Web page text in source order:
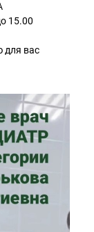
15.00
для вас